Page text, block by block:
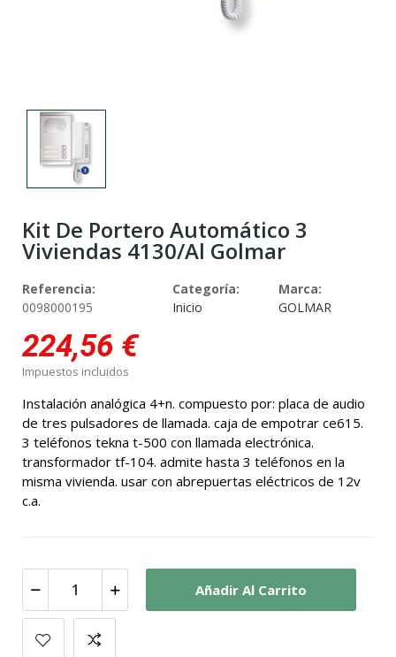
Kit De Portero Automático 3
Viviendas 4130/Al Golmar
Referencia:
0098000195
Categoría:
Inicio
Marca:
GOLMAR
224,56 €
Impuestos incluidos
Instalación analógica 4+n. compuesto por: placa de audio
de tres pulsadores de llamada. caja de empotrar ce615.
3 teléfonos tekna t-500 con llamada electrónica.
transformador tf-104. admite hasta 3 teléfonos en la
misma vivienda. usar con abrepuertas eléctricos de 12v
c.a.
Añadir Al Carrito